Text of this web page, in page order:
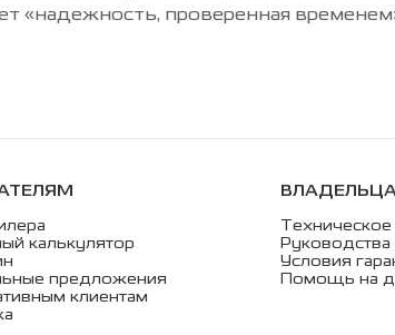
«надежность, проверенная
калькулятор
предложения
клиентам
Руководства
Условия
Помощь на